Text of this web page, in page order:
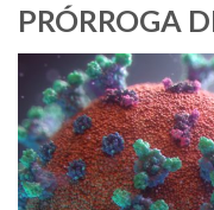
PRÓRROGA